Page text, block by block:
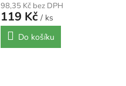
98,35 Kč bez DPH
119 Kč / ks
Do košíku